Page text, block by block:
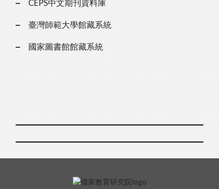
CEPS中文期刊資料庫
臺灣師範大學館藏系統
國家圖書館館藏系統